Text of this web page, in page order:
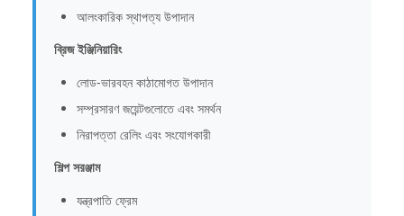
আলংকারিক স্থাপত্য উপাদান
ব্রিজ ইঞ্জিনিয়ারিং
লোড-ভারবহন কাঠামোগত উপাদান
সম্প্রসারণ জয়েন্টগুলোতে এবং সমর্থন
নিরাপত্তা রেলিং এবং সংযোগকারী
শিল্প সরঞ্জাম
যন্ত্রপাতি ফ্রেম